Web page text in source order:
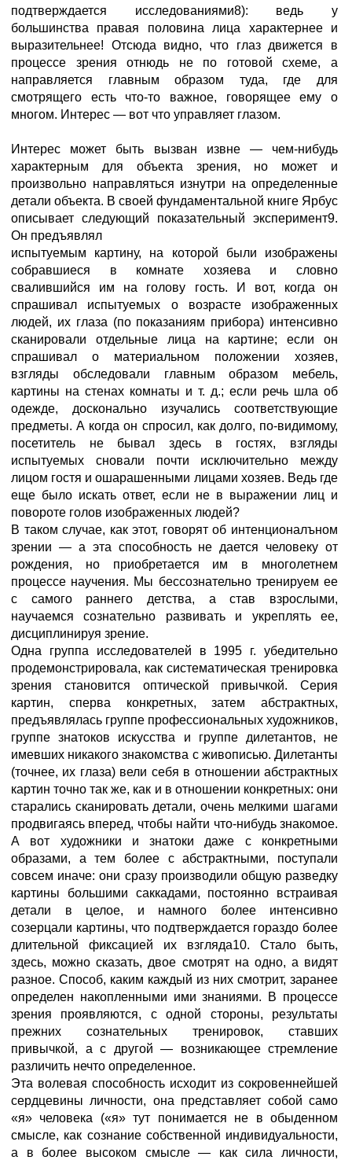
подтверждается исследованиями8): ведь у
большинства правая половина лица характернее и
выразительнее! Отсюда видно, что глаз движется в
процессе зрения отнюдь не по готовой схеме, а
направляется главным образом туда, где для
смотрящего есть что-то важное, говорящее ему о
многом. Интерес — вот что управляет глазом.
Интерес может быть вызван извне — чем-нибудь
характерным для объекта зрения, но может и
произвольно направляться изнутри на определенные
детали объекта. В своей фундаментальной книге Ярбус
описывает следующий показательный эксперимент9.
Он предъявлял
испытуемым картину, на которой были изображены
собравшиеся в комнате хозяева и словно
свалившийся им на голову гость. И вот, когда он
спрашивал испытуемых о возрасте изображенных
людей, их глаза (по показаниям прибора) интенсивно
сканировали отдельные лица на картине; если он
спрашивал о материальном положении хозяев,
взгляды обследовали главным образом мебель,
картины на стенах комнаты и т. д.; если речь шла об
одежде, досконально изучались соответствующие
предметы. А когда он спросил, как долго, по-видимому,
посетитель не бывал здесь в гостях, взгляды
испытуемых сновали почти исключительно между
лицом гостя и ошарашенными лицами хозяев. Ведь где
еще было искать ответ, если не в выражении лиц и
повороте голов изображенных людей?
В таком случае, как этот, говорят об интенционалъном
зрении — а эта способность не дается человеку от
рождения, но приобретается им в многолетнем
процессе научения. Мы бессознательно тренируем ее
с самого раннего детства, а став взрослыми,
научаемся сознательно развивать и укреплять ее,
дисциплинируя зрение.
Одна группа исследователей в 1995 г. убедительно
продемонстрировала, как систематическая тренировка
зрения становится оптической привычкой. Серия
картин, сперва конкретных, затем абстрактных,
предъявлялась группе профессиональных художников,
группе знатоков искусства и группе дилетантов, не
имевших никакого знакомства с живописью. Дилетанты
(точнее, их глаза) вели себя в отношении абстрактных
картин точно так же, как и в отношении конкретных: они
старались сканировать детали, очень мелкими шагами
продвигаясь вперед, чтобы найти что-нибудь знакомое.
А вот художники и знатоки даже с конкретными
образами, а тем более с абстрактными, поступали
совсем иначе: они сразу производили общую разведку
картины большими саккадами, постоянно встраивая
детали в целое, и намного более интенсивно
созерцали картины, что подтверждается гораздо более
длительной фиксацией их взгляда10. Стало быть,
здесь, можно сказать, двое смотрят на одно, а видят
разное. Способ, каким каждый из них смотрит, заранее
определен накопленными ими знаниями. В процессе
зрения проявляются, с одной стороны, результаты
прежних сознательных тренировок, ставших
привычкой, а с другой — возникающее стремление
различить нечто определенное.
Эта волевая способность исходит из сокровеннейшей
сердцевины личности, она представляет собой само
«я» человека («я» тут понимается не в обыденном
смысле, как сознание собственной индивидуальности,
а в более высоком смысле — как сила личности,